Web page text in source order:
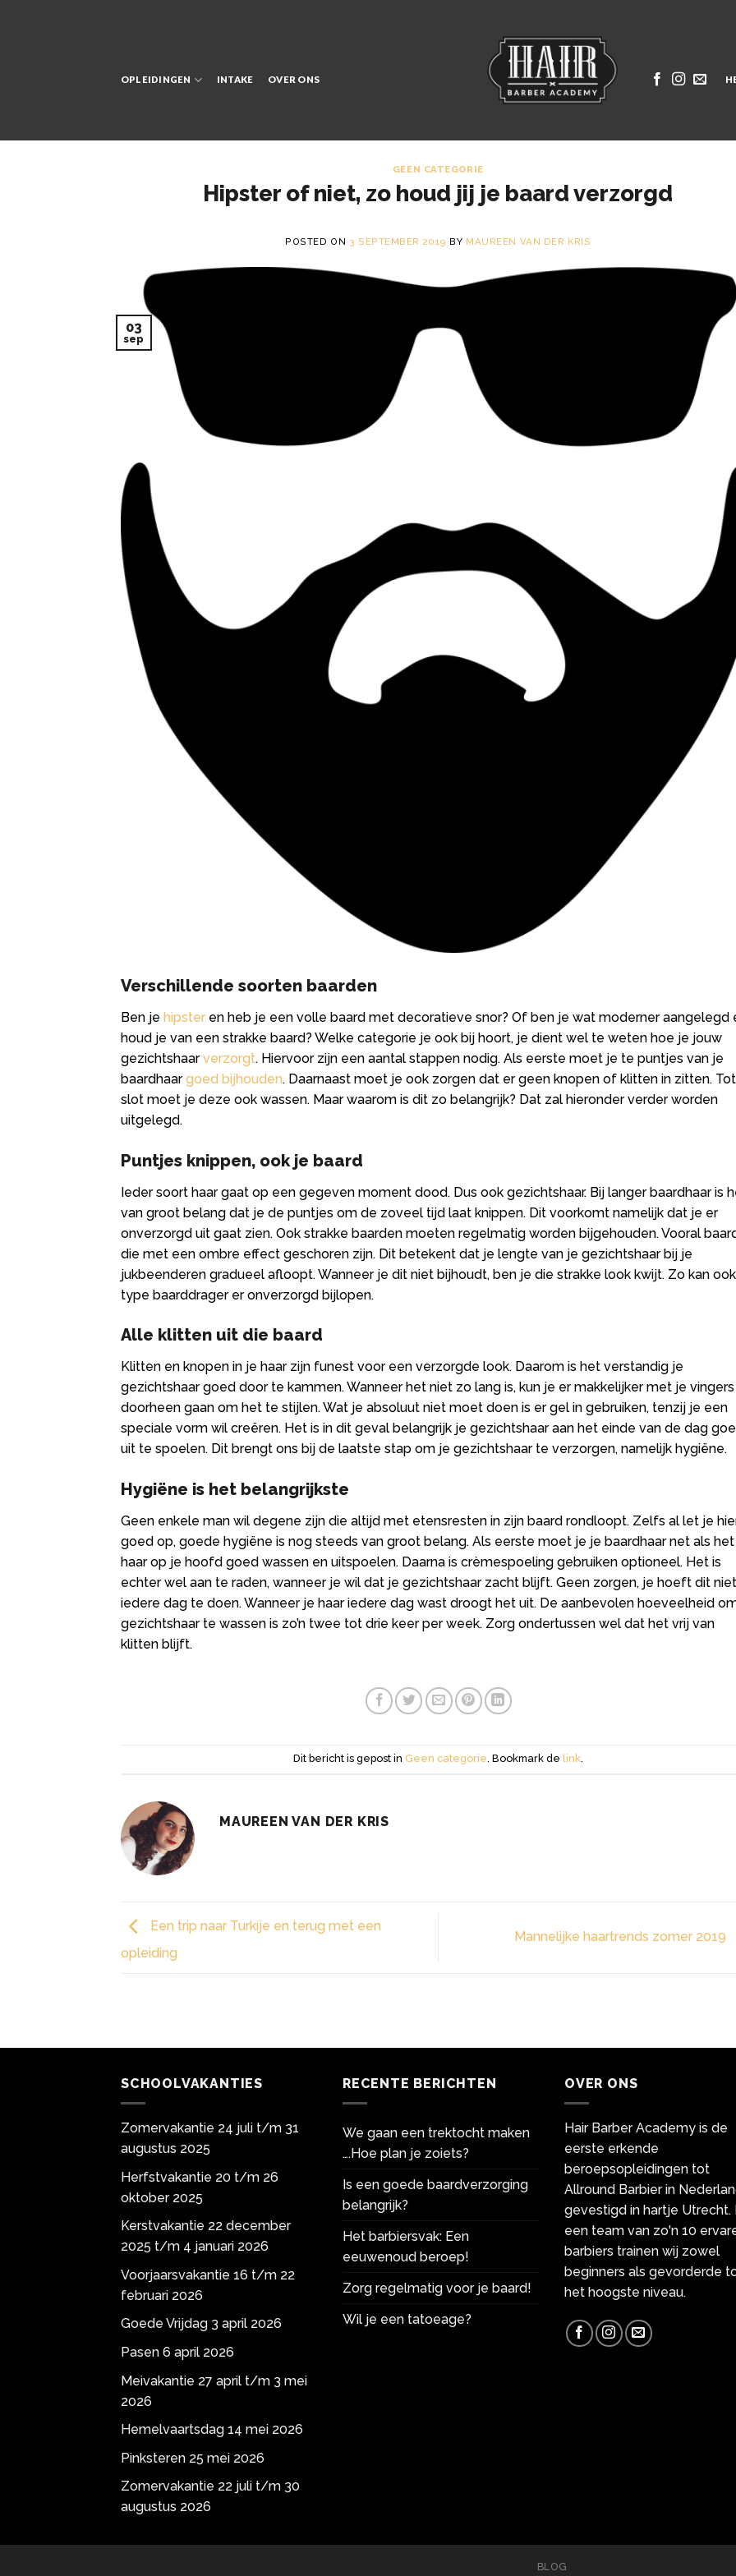
OPLEIDINGEN INTAKE OVER ONS
GEEN CATEGORIE
Hipster of niet, zo houd jij je baard verzorgd
POSTED ON 3 SEPTEMBER 2019 BY MAUREEN VAN DER KRIS
03
sep
Verschillende soorten baarden
Ben je hipster en heb je een volle baard met decoratieve snor? Of ben je wat moderner aangelegd
houd je van een strakke baard? Welke categorie je ook bij hoort, je dient wel te weten hoe je jouw
gezichtshaarverzorgt. Hiervoor zijn een aantal stappen nodig. Als eerste moet je te puntjes van je
baardhaargoed bijhouden. Daarnaast moet je ook zorgen dat er geen knopen of klitten in zitten. Tot
slot moet je deze ook wassen. Maar waarom is dit zo belangrijk? Dat zal hieronder verder worden
uitgelegd.
Puntjes knippen, ook je baard
Ieder soort haar gaat op een gegeven moment dood. Dus ook gezichtshaar. Bij langer baardhaar is
van groot belang dat je de puntjes om de zoveel tijd laat knippen. Dit voorkomt namelijk dat je er
onverzorgd uit gaat zien. Ook strakke baarden moeten regelmatig worden bijgehouden. Vooral
die met een ombre effect geschoren zijn. Dit betekent dat je lengte van je gezichtshaar bij je
jukbeenderen gradueel afloopt. Wanneer je dit niet bijhoudt, ben je die strakke look kwijt. Zo kan
type baarddrager er onverzorgd bijlopen.
Alle klitten uit die baard
Klitten en knopen in je haar zijn funest voor een verzorgde look. Daarom is het verstandig je
gezichtshaar goed door te kammen. Wanneer het niet zo lang is, kun je er makkelijker met je vingers
doorheen gaan om het te stijlen. Wat je absoluut niet moet doen is er gel in gebruiken, tenzij je een
speciale vorm wil creëren. Het is in dit geval belangrijk je gezichtshaar aan het einde van de dag
uit te spoelen. Dit brengt ons bij de laatste stap om je gezichtshaar te verzorgen, namelijk hygiëne.
Hygiëne is het belangrijkste
Geen enkele man wil degene zijn die altijd met etensresten in zijn baard rondloopt. Zelfs al let je
goed op, goede hygiëne is nog steeds van groot belang. Als eerste moet je je baardhaar net als het
haar op je hoofd goed wassen en uitspoelen. Daarna is crèmespoeling gebruiken optioneel. Het is
echter wel aan te raden, wanneer je wil dat je gezichtshaar zacht blijft. Geen zorgen, je hoeft dit niet
iedere dag te doen. Wanneer je haar iedere dag wast droogt het uit. De aanbevolen hoeveelheid
gezichtshaar te wassen is zo’n twee tot drie keer per week. Zorg ondertussen wel dat het vrij van
klitten blijft.
Dit bericht is gepost in Geen categorie. Bookmark de link.
MAUREEN VAN DER KRIS
Een trip naar Turkije en terug met een
opleiding
Mannelijke haartrends zomer 2019
SCHOOLVAKANTIES
Zomervakantie 24 juli t/m 31
augustus 2025
Herfstvakantie 20 t/m 26
oktober 2025
Kerstvakantie 22 december
2025 t/m 4 januari 2026
Voorjaarsvakantie 16 t/m 22
februari 2026
Goede Vrijdag 3 april 2026
Pasen 6 april 2026
Meivakantie 27 april t/m 3 mei
2026
Hemelvaartsdag 14 mei 2026
Pinksteren 25 mei 2026
Zomervakantie 22 juli t/m 30
augustus 2026
RECENTE BERICHTEN
We gaan een trektocht maken
….Hoe plan je zoiets?
Is een goede baardverzorging
belangrijk?
Het barbiersvak: Een
eeuwenoud beroep!
Zorg regelmatig voor je baard!
Wil je een tatoeage?
OVER ONS
Hair Barber Academy is de
eerste erkende
beroepsopleidingen tot
Allround Barbier in
gevestigd in hartje Utrecht.
een team van zo'n 10
barbiers trainen wij zowel
beginners als gevorderde
het hoogste niveau.
BLOG